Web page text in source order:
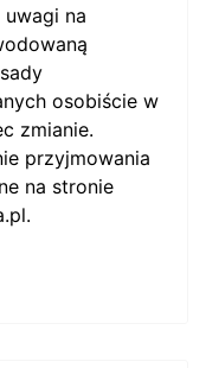
na
osobiście w
zmianie.
przyjmowania
na stronie
.